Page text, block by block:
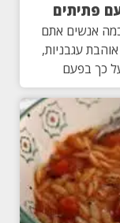
פתיתים
אנשים אתם
עגבניות,
כך בפעם